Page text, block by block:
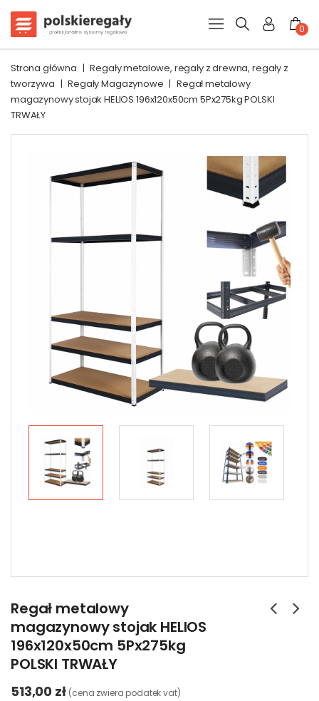
0
Strona główna | Regały metalowe, regały z drewna, regały z
tworzywa | Regały Magazynowe | Regał metalowy
magazynowy stojak HELIOS 196x120x50cm 5Px275kg POLSKI
TRWAŁY
Regał metalowy
magazynowy stojak HELIOS
196x120x50cm 5Px275kg
POLSKI TRWAŁY
513,00 zł (cena zwiera podatek vat)